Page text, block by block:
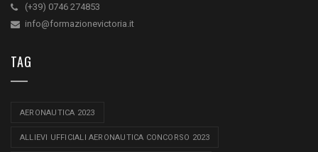
(+39) 0746 274853
info@formazionevictoria.it
TAG
AERONAUTICA 2023
ALLIEVI UFFICIALI AERONAUTICA CONCORSO 2023